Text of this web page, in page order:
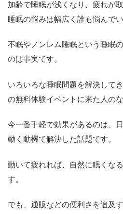
加齢で睡眠が浅くなり、疲れが
睡眠の悩みは幅広く誰も悩んでい
不眠やノンレム睡眠という睡眠
のは事実です。
いろいろな睡眠問題を解決して
の無料体験イベントに来た人の
今一番手軽で効果があるのは、
動く動機で解決した話題です。
動いて疲れれば、自然に眠くな
す。
でも、通販などの便利さを追及